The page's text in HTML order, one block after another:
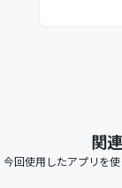
関
今回使用したアプリを